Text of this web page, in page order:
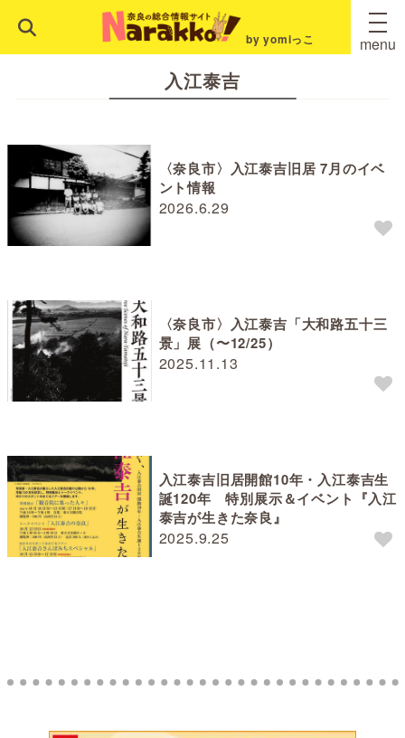
by yomiっこ menu
入江泰吉
2026.6.29
〈奈良市〉入江泰吉旧居 7月のイベ
ント情報
2025.11.13
〈奈良市〉入江泰吉「大和路五十三
景」展（〜12/25）
2025.9.25
入江泰吉旧居開館10年・入江泰吉生
誕120年 特別展示＆イベント『入江
泰吉が生きた奈良』